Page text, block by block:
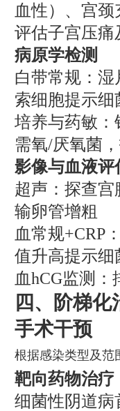
血性）、宫
评估子宫压痛
病原学检测
白带常规：
索细胞提示细
培养与药敏：
需氧/厌氧菌
影像与血液评
超声：探查
输卵管增粗
血常规+CRP
值升高提示细
血hCG监测：
四、阶梯化
手术干预
根据感染类型及范
靶向药物治疗
细菌性阴道病